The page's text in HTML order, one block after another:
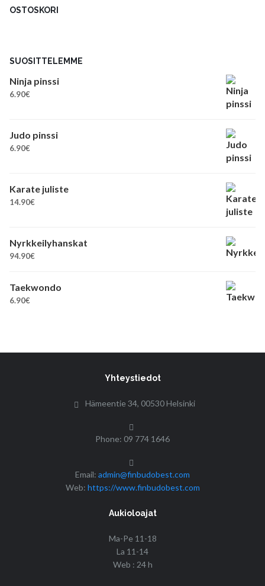
OSTOSKORI
SUOSITTELEMME
Ninja pinssi
6.90€
Judo pinssi
6.90€
Karate juliste
14.90€
Nyrkkeilyhanskat
94.90€
Taekwondo
6.90€
Yhteystiedot
Hämeentie 34, 00530 Helsinki
Phone: 09 774 1646
Email: admin@finbudobest.com
Web: https://www.finbudobest.com
Aukioloajat
Ma-Pe 11-18
La 11-14
Web : 24 h